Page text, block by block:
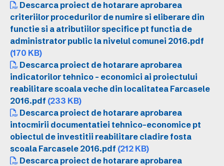
Descarca proiect de hotarare aprobarea
criteriilor procedurilor de numire si eliberare din
functie si a atributiilor specifice pt functia de
administrator public la nivelul comunei 2016.pdf
(170 KB)
Descarca proiect de hotarare aprobarea
indicatorilor tehnico - economici ai proiectului
reabilitare scoala veche din localitatea Farcasele
2016.pdf (233 KB)
Descarca proiect de hotarare aprobarea
intocmirii documentatiei tehnico-economice pt
obiectul de investitii reabilitare cladire fosta
scoala Farcasele 2016.pdf (212 KB)
Descarca proiect de hotarare aprobarea